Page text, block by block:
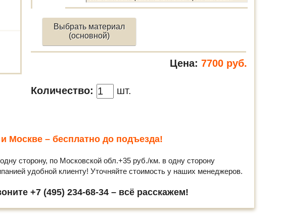
Выбрать материал
(основной)
Цена: 7700 руб.
Количество: шт.
Москве – бесплатно до подъезда!
сторону, по Московской обл.+35 руб./км. в одну сторону
удобной клиенту! Уточняйте стоимость у наших менеджеров.
+7 (495) 234-68-34 – всё расскажем!